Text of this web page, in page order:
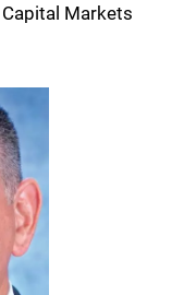
Markets